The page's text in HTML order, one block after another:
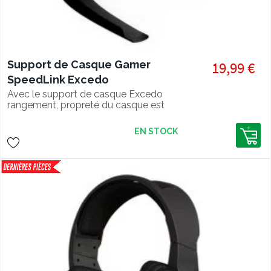
Support de Casque Gamer
SpeedLink Excedo
Avec le support de casque Excedo
rangement, propreté du casque est
19,99 €
EN STOCK